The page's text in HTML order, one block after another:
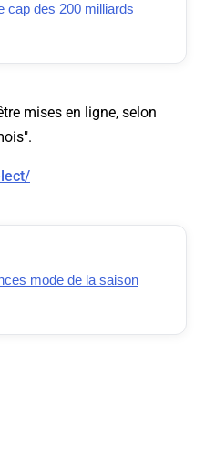
cap des 200 milliards
mises en ligne, selon
mode de la saison